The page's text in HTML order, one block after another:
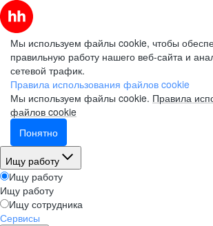
Мы используем файлы cookie, чтобы
правильную работу нашего веб-сайта и
сетевой трафик.
Правила использования файлов cookie
Мы используем файлы cookie. Правила
файлов cookie
Понятно
Ищу работу
Ищу работу
Ищу работу
Ищу сотрудника
Сервисы